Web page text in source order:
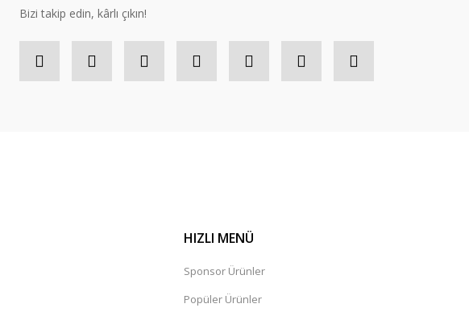
Bizi takip edin, kârlı çıkın!
HIZLI MENÜ
Sponsor Ürünler
Popüler Ürünler